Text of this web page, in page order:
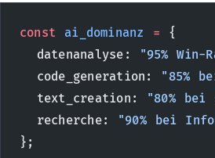
const ai_dominanz = {
  datenanalyse:
"95%
  code_generation:
"85%
  text_creation:
"80%
  recherche:
"90% bei
};